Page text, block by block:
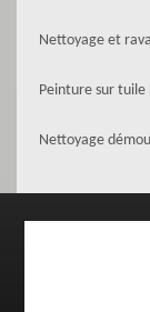
Nettoyage et
Peinture sur tuile
Nettoyage